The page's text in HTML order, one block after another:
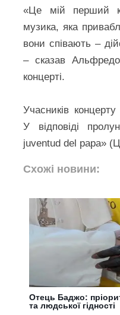
«Це мій перший
музика, яка
вони співають –
– сказав
концерті.
Учасників
У відповіді
juventud del papa»
Схожі новини:
Отець Баджо:
та людської гідності